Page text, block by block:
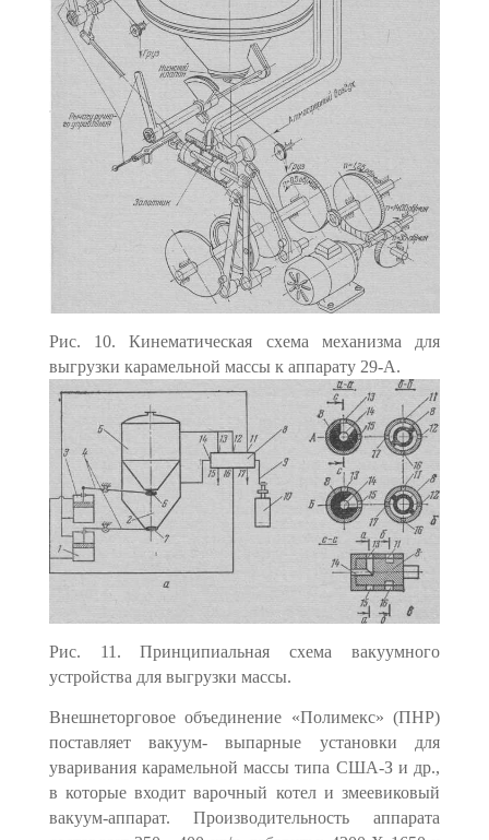
Рис. 10. Кинематическая схема механизма для
выгрузки карамельной массы к аппарату 29-А.
Рис. 11. Принципиальная схема вакуумного
устройства для выгрузки массы.
Внешнеторговое объединение «Полимекс» (ПНР)
поставляет вакуум- выпарные установки для
уваривания карамельной массы типа США-З и др.,
в которые входит варочный котел и змеевиковый
вакуум-аппарат. Произ­водительность аппарата